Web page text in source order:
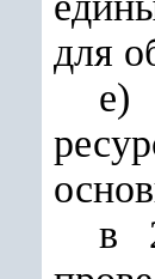
для
е)
в